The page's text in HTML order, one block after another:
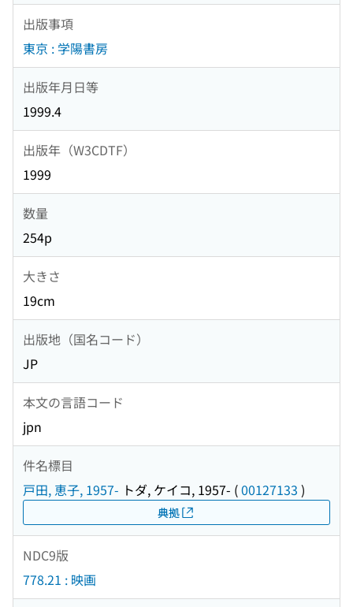
出版事項
東京 : 学陽書房
出版年月日等
1999.4
出版年（W3CDTF）
1999
数量
254p
大きさ
19cm
出版地（国名コード）
JP
本文の言語コード
jpn
件名標目
戸田, 恵子, 1957- トダ, ケイコ, 1957- (00127133 )
典拠
NDC9版
778.21 : 映画